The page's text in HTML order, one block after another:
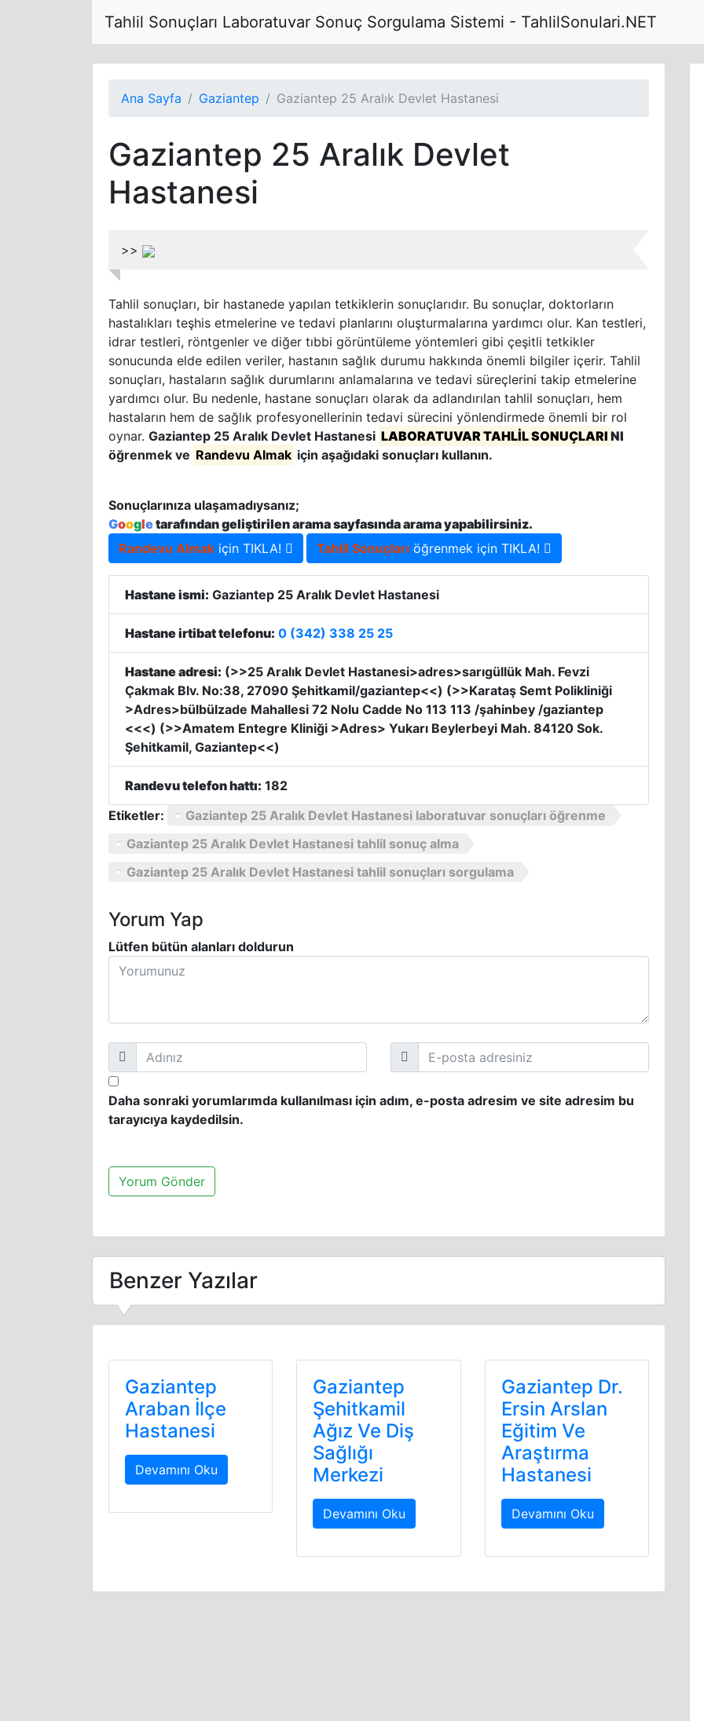
Tahlil Sonuçları Laboratuvar Sonuç Sorgulama Sistemi - TahlilSonulari.NET
Ana Sayfa Gaziantep Gaziantep 25 Aralık Devlet Hastanesi
Gaziantep 25 Aralık Devlet
Hastanesi
>>
Tahlil sonuçları, bir hastanede yapılan tetkiklerin sonuçlarıdır. Bu sonuçlar, doktorların
hastalıkları teşhis etmelerine ve tedavi planlarını oluşturmalarına yardımcı olur. Kan testleri,
idrar testleri, röntgenler ve diğer tıbbi görüntüleme yöntemleri gibi çeşitli tetkikler
sonucunda elde edilen veriler, hastanın sağlık durumu hakkında önemli bilgiler içerir. Tahlil
sonuçları, hastaların sağlık durumlarını anlamalarına ve tedavi süreçlerini takip etmelerine
yardımcı olur. Bu nedenle, hastane sonuçları olarak da adlandırılan tahlil sonuçları, hem
hastaların hem de sağlık profesyonellerinin tedavi sürecini yönlendirmede önemli bir rol
oynar. Gaziantep 25 Aralık Devlet Hastanesi LABORATUVAR TAHLİL SONUÇLARI NI
öğrenmek ve Randevu Almak için aşağıdaki sonuçları kullanın.
Sonuçlarınıza ulaşamadıysanız;
Googletarafından geliştirilen arama sayfasında arama yapabilirsiniz.
Randevu Almak için TIKLA! Tahlil Sonuçları öğrenmek için TIKLA!
Hastane ismi: Gaziantep 25 Aralık Devlet Hastanesi
Hastane irtibat telefonu: 0 (342) 338 25 25
Hastane adresi: (>>25 Aralık Devlet Hastanesi>adres>sarıgüllük Mah. Fevzi
Çakmak Blv. No:38, 27090 Şehitkamil/gaziantep<<) (>>Karataş Semt Polikliniği
>Adres>bülbülzade Mahallesi 72 Nolu Cadde No 113 113 /şahinbey /gaziantep
<<<) (>>Amatem Entegre Kliniği >Adres> Yukarı Beylerbeyi Mah. 84120 Sok.
Şehitkamil, Gaziantep<<)
Randevu telefon hattı: 182
Etiketler:
Gaziantep 25 Aralık Devlet Hastanesi laboratuvar sonuçları öğrenme
Gaziantep 25 Aralık Devlet Hastanesi tahlil sonuç alma
Gaziantep 25 Aralık Devlet Hastanesi tahlil sonuçları sorgulama
Yorum Yap
Lütfen bütün alanları doldurun
Daha sonraki yorumlarımda kullanılması için adım, e-posta adresim ve site adresim bu
tarayıcıya kaydedilsin.
Benzer Yazılar
Gaziantep
Araban İlçe
Hastanesi
Devamını Oku
Gaziantep
Şehitkamil
Ağız Ve Diş
Sağlığı
Merkezi
Devamını Oku
Gaziantep Dr.
Ersin Arslan
Eğitim Ve
Araştırma
Hastanesi
Devamını Oku